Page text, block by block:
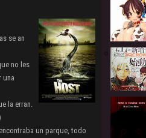
se an
no les
una
la erran.
un parque, todo